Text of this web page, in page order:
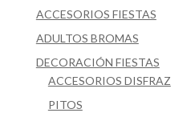
ACCESORIOS FIESTAS
ADULTOS BROMAS
DECORACIÓN FIESTAS
ACCESORIOS DISFRAZ
PITOS